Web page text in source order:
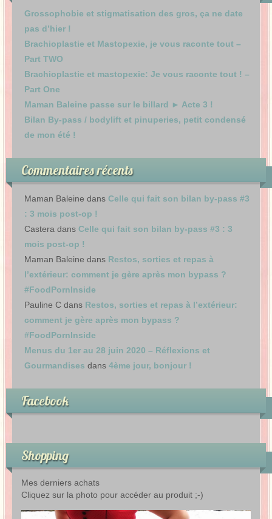
Grossophobie et stigmatisation des gros, ça ne date
pas d’hier !
Brachioplastie et Mastopexie, je vous raconte tout –
Part TWO
Brachioplastie et mastopexie: Je vous raconte tout ! –
Part One
Maman Baleine passe sur le billard ► Acte 3 !
Bilan By-pass / bodylift et pinuperies, petit condensé
de mon été !
Commentaires récents
Maman Baleine dans Celle qui fait son bilan by-pass #3
: 3 mois post-op !
Castera dans Celle qui fait son bilan by-pass #3 : 3
mois post-op !
Maman Baleine dans Restos, sorties et repas à
l’extérieur: comment je gère après mon bypass ?
#FoodPornInside
Pauline C dans Restos, sorties et repas à l’extérieur:
comment je gère après mon bypass ?
#FoodPornInside
Menus du 1er au 28 juin 2020 – Réflexions et
Gourmandises dans 4ème jour, bonjour !
Facebook
Shopping
Mes derniers achats
Cliquez sur la photo pour accéder au produit ;-)